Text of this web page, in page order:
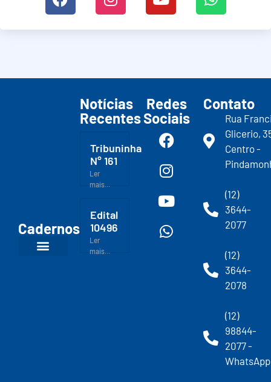
Cadernos
Notícias
Recentes
Tribuninha
N° 161
Ler
mais...
Edital
10496
Ler
mais...
Redes
Sociais
Contato
Rua
Glicerio,
Centro -
(12)
3644-
2077
(12)
3644-
2078
(12)
98844-
2077 -
WhatsApp